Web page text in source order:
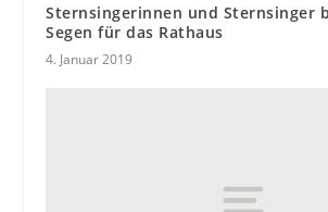
Sternsingerinnen und Sternsinger
Segen für das Rathaus
4. Januar 2019